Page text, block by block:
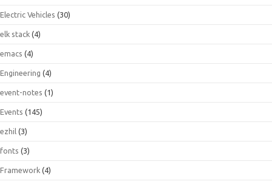
Electric Vehicles (30)
elk stack (4)
emacs (4)
Engineering (4)
event-notes (1)
Events (145)
ezhil (3)
fonts (3)
Framework (4)